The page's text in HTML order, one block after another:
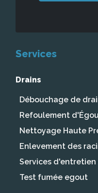
Services
Drains
Débouchage de
Refoulement
Nettoyage Haute
Enlevement des
Services d'entretien
Test fumée egout